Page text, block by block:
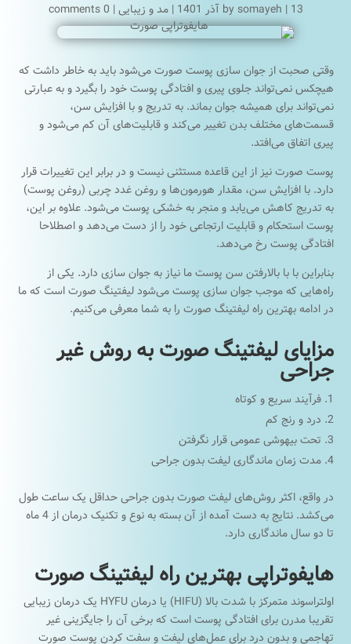
by somayeh | 13 آذر 1401 |مد و زیبایی|
0 comments
وقتی صحبت از جوان سازی پوست صورت می‌شود باید به خاطر داشت که
هیچکس نمی‌تواند جلوی پیری و افتادگی پوست خود را بگیرد و به عبارتی
نمی‌تواند برای همیشه جوان بماند. به تدریج و با افزایش سن،
قسمت‌‌های مختلف بدن تغییر می‌کند و قابلیت‌های آن کم می‌شود و
پیری اتفاق می‌افتد.
پوست صورت نیز از این قاعده مستثنی نیست و در برابر این تغییرات قرار
دارد. با افزایش سن، مقدار هورمون‌ها و روغن غدد چربی (روغن پوست)
به تدریج کاهش می‌یابد و منجر به خشکی پوست می‌شود. علاوه بر این،
پوست استحکام و قابلیت ارتجاعی خود را از دست می‌دهد و اصطلاحا
افتادگی پوست رخ می‌دهد.
بنابراین با با بالارفتن سن پوست ما نیاز به جوان سازی دارد. یکی از
راه‌هایی که موجب جوان سازی پوست می‌شود لیفتینگ صورت است که ما
در ادامه بهترین راه لیفتینگ صورت را به شما معرفی می‌کنیم.
مزایای لیفتینگ صورت به روش غیر
جراحی
فرآیند سریع و کوتاه
درد و رنج کم
تحت بیهوشی عمومی قرار نگرفتن
مدت زمان ماندگاری لیفت بدون جراحی
در واقع، اکثر روش‌های لیفت صورت بدون جراحی حداقل یک ساعت طول
می‌کشد. نتایج به دست آمده از آن بسته به نوع و تکنیک درمان از 4 ماه
تا دو سال ماندگاری دارد.
هایفوتراپی بهترین راه لیفتینگ صورت
اولتراسوند متمرکز با شدت بالا (HIFU) یا درمان HYFU یک درمان زیبایی
تقریبا مدرن برای افتادگی پوست است که برخی آن را جایگزینی غیر
تهاجمی و بدون درد برای عمل‌های لیفت و سفت کردن پوست صورت